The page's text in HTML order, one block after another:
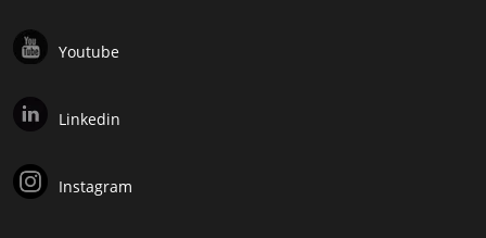
Youtube
Linkedin
Instagram